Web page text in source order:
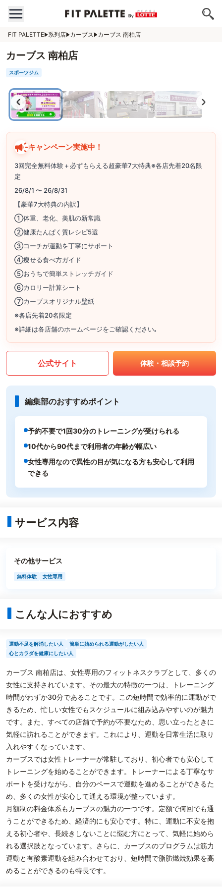
FIT PALETTE 系列店 カーブス カーブス 南柏店
カーブス 南柏店
スポーツジム
キャンペーン実施中！
3回完全無料体験＋必ずもらえる超豪華7大特典※各店先着20名限
定
26/8/1 〜 26/8/31
【豪華7大特典の内訳】
①体重、老化、美肌の新常識
②健康たんぱく質レシピ5選
③コーチが運動を丁寧にサポート
④痩せる食べ方ガイド
⑤おうちで簡単ストレッチガイド
⑥カロリー計算シート
⑦カーブスオリジナル壁紙
※各店先着20名限定
※詳細は各店舗のホームページをご確認ください｡
公式サイト 体験・相談予約
編集部のおすすめポイント
予約不要で1回30分のトレーニングが受けられる
10代から90代まで利用者の年齢が幅広い
女性専用なので異性の目が気になる方も安心して利用
できる
サービス内容
その他サービス
無料体験 女性専用
こんな人におすすめ
運動不足を解消したい人
簡単に始められる運動がしたい人
心とカラダを健康にしたい人
カーブス 南柏店は、女性専用のフィットネスクラブとして、多くの
女性に支持されています。その最大の特徴の一つは、トレーニング
時間がわずか30分であることです。この短時間で効率的に運動がで
きるため、忙しい女性でもスケジュールに組み込みやすいのが魅力
です。また、すべての店舗で予約が不要なため、思い立ったときに
気軽に訪れることができます。これにより、運動を日常生活に取り
入れやすくなっています。
カーブスでは女性トレーナーが常駐しており、初心者でも安心して
トレーニングを始めることができます。トレーナーによる丁寧なサ
ポートを受けながら、自分のペースで運動を進めることができるた
め、多くの女性が安心して通える環境が整っています。
月額制の料金体系もカーブスの魅力の一つです。定額で何回でも通
うことができるため、経済的にも安心です。特に、運動に不安を抱
える初心者や、長続きしないことに悩む方にとって、気軽に始めら
れる選択肢となっています。さらに、カーブスのプログラムは筋力
運動と有酸素運動を組み合わせており、短時間で脂肪燃焼効果を高
めることができるのも特長です。